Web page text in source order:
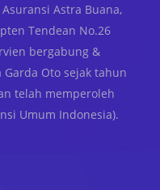
Asuransi Astra Buana,
Tendean No.26
bergabung &
Oto sejak tahun
telah memperoleh
Umum Indonesia).